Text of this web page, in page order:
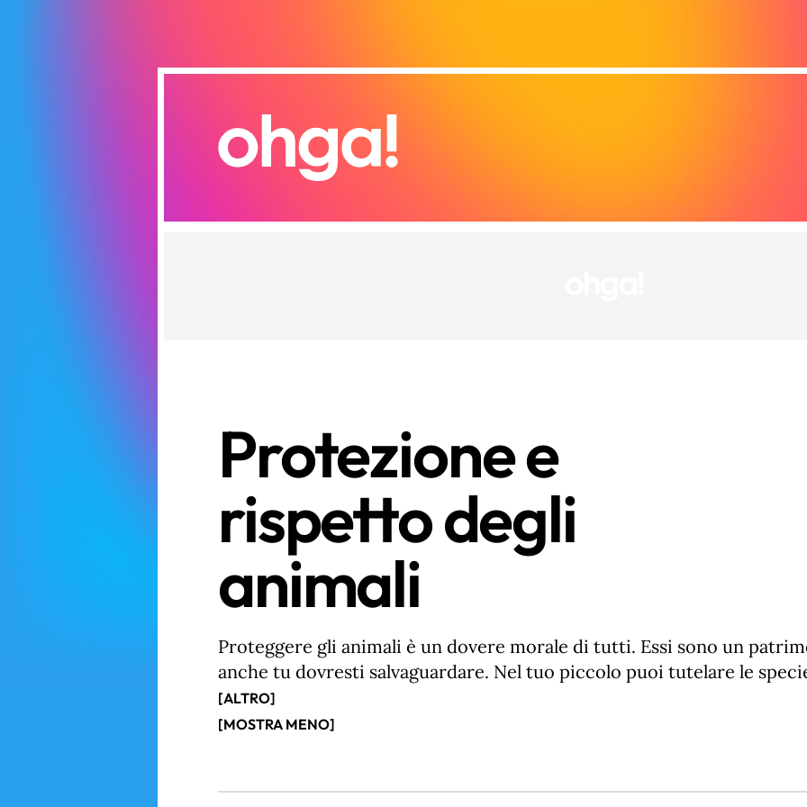
Protezione e
rispetto degli
animali
Proteggere gli animali è un dovere morale di tutti. Essi sono un
anche tu dovresti salvaguardare. Nel tuo piccolo puoi tutelare le
spenderti per difendere gli animali vittime dell’uomo e cercare di non
negativamente sul loro benessere. Pochi lo sanno, ma anche piccoli
inquinando il loro habitat naturale e finendo per ucciderli.
[ALTRO]
[MOSTRA MENO]